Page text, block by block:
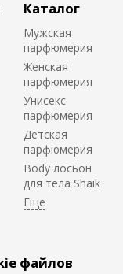
Каталог
Мужская
парфюмерия
Женская
парфюмерия
Унисекс
парфюмерия
Детская
парфюмерия
Body лосьон
для тела Shaik
файлов